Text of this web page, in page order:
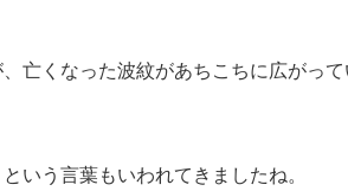
亡くなった波紋があちこちに広がって
という言葉もいわれてきましたね。